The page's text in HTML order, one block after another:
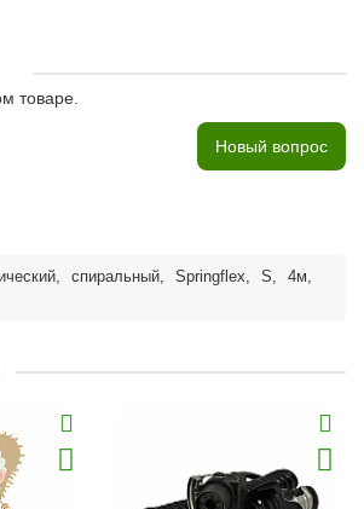
товаре.
Новый вопрос
, спиральный, Springflex, S, 4м,